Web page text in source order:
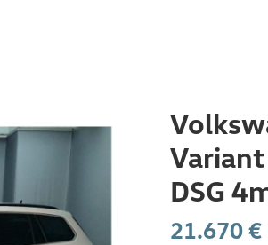
Service
E-Mobilität by Burger
DSG
21.670 €